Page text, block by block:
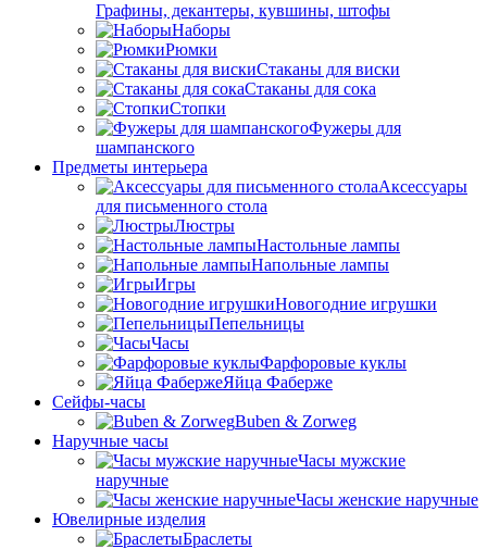
Графины, декантеры, кувшины, штофы
Наборы
Рюмки
Стаканы для виски
Стаканы для сока
Стопки
Фужеры для
шампанского
Предметы интерьера
Аксессуары
для письменного стола
Люстры
Настольные лампы
Напольные лампы
Игры
Новогодние игрушки
Пепельницы
Часы
Фарфоровые куклы
Яйца Фаберже
Сейфы-часы
Buben & Zorweg
Наручные часы
Часы мужские
наручные
Часы женские наручные
Ювелирные изделия
Браслеты